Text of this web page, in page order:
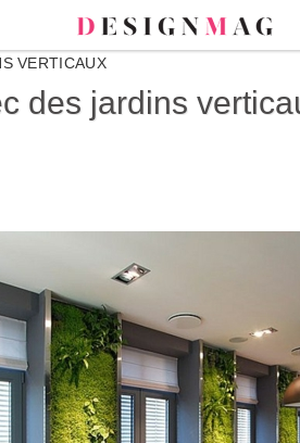
VERTICAUX
des jardins